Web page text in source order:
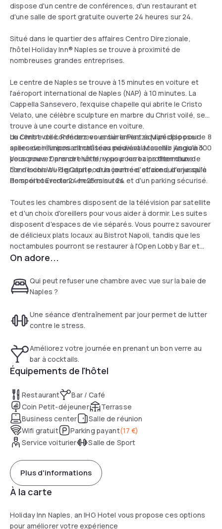
dispose d'un centre de conférences, d'un restaurant et
d'une salle de sport gratuite ouverte 24 heures sur 24.
Situé dans le quartier des affaires Centro Direzionale,
l'hôtel Holiday Inn® Naples se trouve à proximité de
nombreuses grandes entreprises.
Le centre de Naples se trouve à 15 minutes en voiture et
l'aéroport international de Naples (NAP) à 10 minutes. La
Cappella Sansevero, l'exquise chapelle qui abrite le Cristo
Velato, une célèbre sculpture en marbre du Christ voilé, se
trouve à une courte distance en voiture.
du Christ voilé. Rendez-vous sur la Piazza Municipio pour
apercevoir l'imposant château médiéval Maschio Angioino.
Vous pouvez prendre un ferry pour les bains thermaux de
l'île d'Ischia ou de Capri pour la journée, et conduire jusqu'à
Pompéi et Ercolano en 25 minutes.
Le centre de conférences entièrement équipé dispose de 8
salles de réunions climatisées pouvant accueillir jusqu'à 300
personnes. Dans cet hôtel, vous pourrez profiter d'une
connexion Wi-Fi gratuite, d'un centre d'affaires, d'une salle
de sport ouverte 24 heures sur 24 et d'un parking sécurisé.
Toutes les chambres disposent de la télévision par satellite
et d'un choix d'oreillers pour vous aider à dormir. Les suites
disposent d'espaces de vie séparés. Vous pourrez savourer
de délicieux plats locaux au Bistrot Napoli, tandis que les
noctambules pourront se restaurer à l'Open Lobby Bar et
terminer la soirée en sirotant un cocktail sur la terrasse.
On adore...
Qui peut refuser une chambre avec vue sur la baie de
Naples ?
Une séance d'entraînement par jour permet de lutter
contre le stress.
Améliorez votre journée en prenant un bon verre au
bar à cocktails.
Équipements de l'hôtel
Restaurant
Bar / Café
Coin Petit-déjeuner
Terrasse
Business center
Salle de réunion
Wifi gratuit
Parking payant(17 €)
Service voiturier
Salle de Sport
Plus d'informations
À la carte
Holiday Inn Naples, an IHG Hotel vous propose ces options
pour améliorer votre expérience